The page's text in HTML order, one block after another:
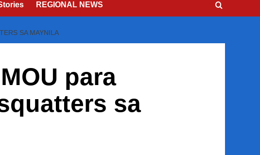
REGIONAL NEWS
SA MAYNILA
para
sa